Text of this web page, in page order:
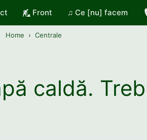
Front ♫ Ce [nu] facem
Home Centrale
caldă.